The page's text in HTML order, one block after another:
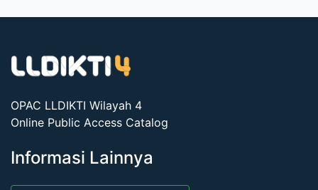
OPAC LLDIKTI Wilayah 4
Online Public Access Catalog
Informasi Lainnya